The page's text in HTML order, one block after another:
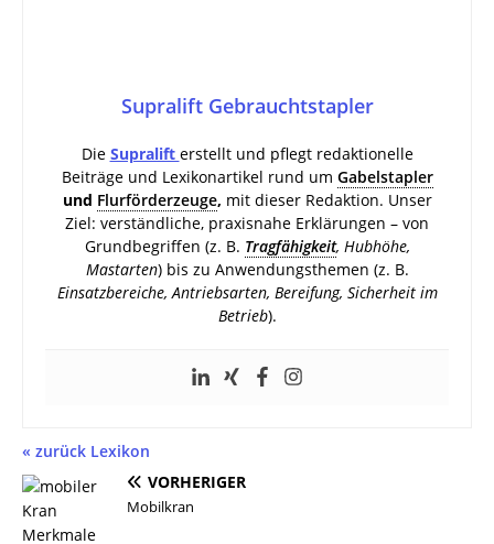
Supralift Gebrauchtstapler
Die Supralift erstellt und pflegt redaktionelle
Beiträge und Lexikonartikel rund um Gabelstapler
und Flurförderzeuge, mit dieser Redaktion. Unser
Ziel: verständliche, praxisnahe Erklärungen – von
Grundbegriffen (z. B. Tragfähigkeit, Hubhöhe,
Mastarten) bis zu Anwendungsthemen (z. B.
Einsatzbereiche, Antriebsarten, Bereifung, Sicherheit im
Betrieb).
« zurück Lexikon
VORHERIGER
Mobilkran